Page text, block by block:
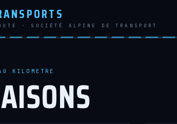
· SOCIÉTÉ ALPINE DE TRANSPORT
KILOMETRE